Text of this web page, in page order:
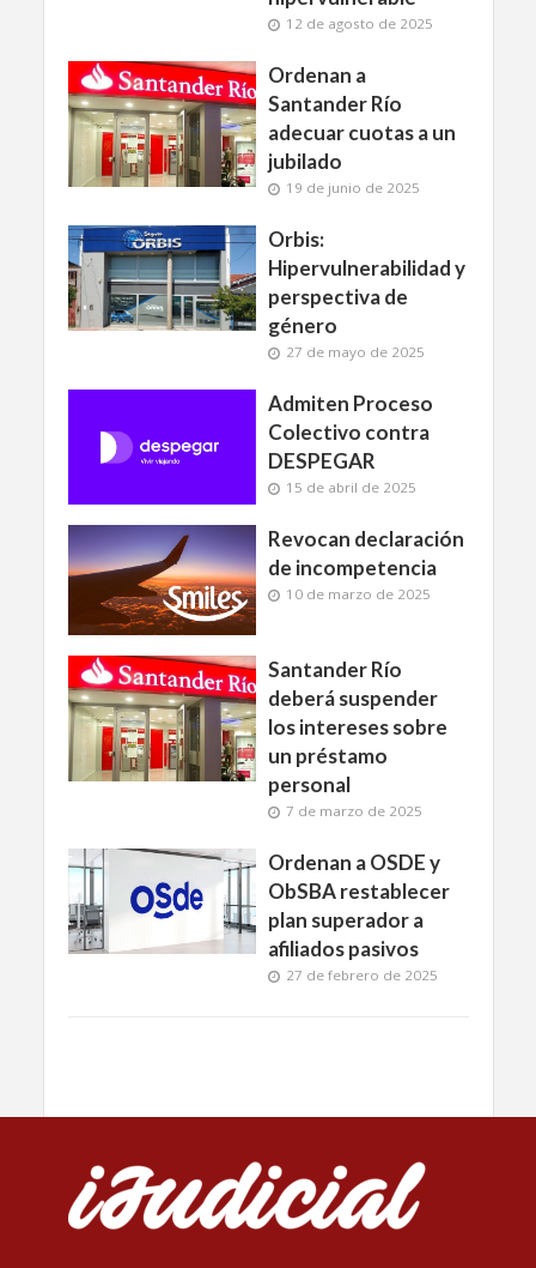
12 de agosto de 2025
Ordenan a
Santander Río
adecuar cuotas a un
jubilado
19 de junio de 2025
Orbis:
Hipervulnerabilidad y
perspectiva de
género
27 de mayo de 2025
Admiten Proceso
Colectivo contra
DESPEGAR
15 de abril de 2025
Revocan declaración
de incompetencia
10 de marzo de 2025
Santander Río
deberá suspender
los intereses sobre
un préstamo
personal
7 de marzo de 2025
Ordenan a OSDE y
ObSBA restablecer
plan superador a
afiliados pasivos
27 de febrero de 2025